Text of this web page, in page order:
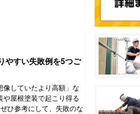
やすい失敗例を5つご
していたより高額」な
や屋根塗装で起こり得る
ひ参考にして、失敗のな